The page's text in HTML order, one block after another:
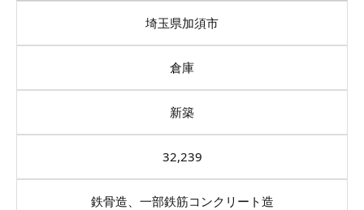
埼玉県加須市
倉庫
新築
32,239
鉄骨造、一部鉄筋コンクリート造